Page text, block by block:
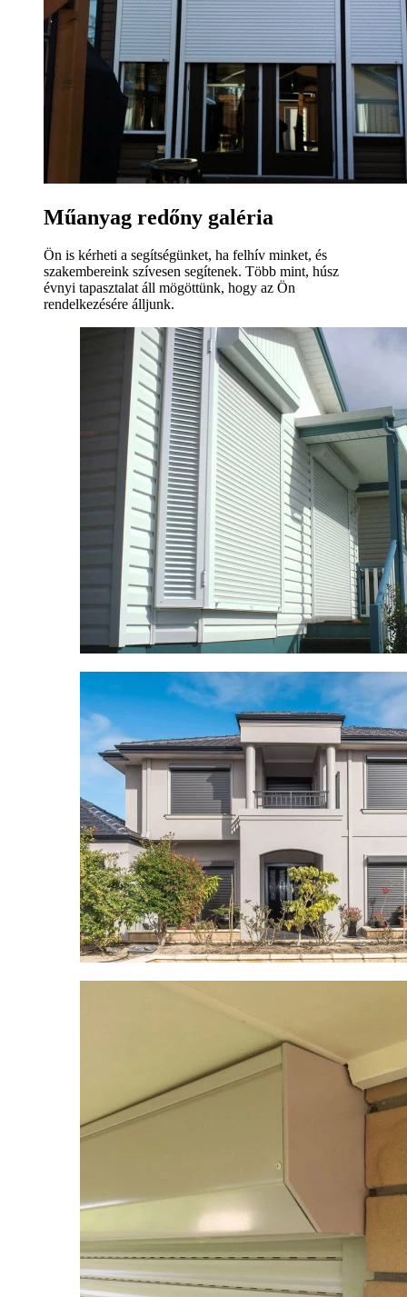
Műanyag redőny galéria
Ön is kérheti a segítségünket, ha felhív minket, és
szakembereink szívesen segítenek. Több mint, húsz
évnyi tapasztalat áll mögöttünk, hogy az Ön
rendelkezésére álljunk.